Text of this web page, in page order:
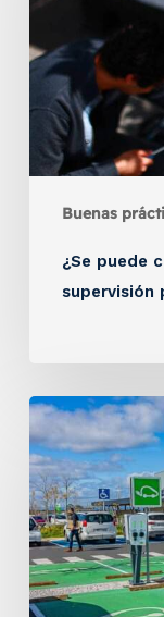
Buenas
¿Se puede
supervisión